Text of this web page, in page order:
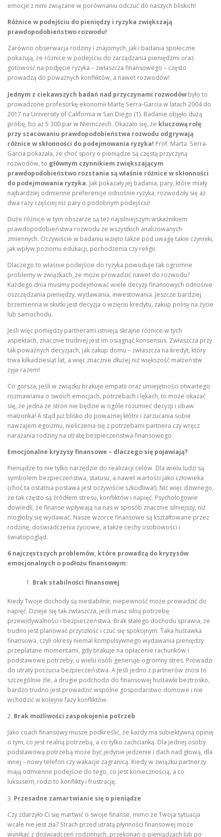
emocje z nimi związane w porównaniu odczuć do naszych bliskich!
Różnice w podejściu do pieniędzy i ryzyka zwiększają
prawdopodobieństwo rozwodu!
Zarówno obserwacja rodziny i znajomych, jak i badania społeczne
pokazują, że różnice w podejściu do zarządzania pieniędzmi oraz
gotowość na podjęcie ryzyka – zwłaszcza finansowego – często
prowadzą do poważnych konfliktów, a nawet rozwodów!
Jednym z ciekawszych badań nad przyczynami rozwodówbyło to
prowadzone profesorkę ekonomii Martę Serra-Garcia w latach 2004 do
2017 na University of California w San Diego (1). Badanie objęło dużą
próbę, bo aż 5 300 par w Niemczech. Okazało się, że kluczową rolę
przy szacowaniu prawdopodobieństwa rozwodu odgrywają
różnice w skłonności do podejmowania ryzyka! Prof. Marta Serra-
Garcia pokazała, że choć spory o pieniądze są częstą przyczyną
rozwodów, to głównym czynnikiem zwiększającym
prawdopodobieństwo rozstania są właśnie różnice w skłonności
do podejmowania ryzyka. Jak pokazały jej badania, pary, które miały
najbardziej odmienne preferencje odnośnie ryzyka, rozwodziły się aż
dwa razy częściej niż pary o podobnym podejściu!
Duże różnice w tym obszarze są też najsilniejszym wskaźnikiem
prawdopodobieństwa rozwodu ze wszystkich analizowanych
zmiennych. Oczywiście w badaniu wzięto także pod uwagę takie czynniki,
jak wpływ poziomu edukacji, pochodzenia czy religii.
Dlaczego to właśnie podejście do ryzyka powoduje tak ogromne
problemy w związkach, że może prowadzić nawet do rozwodu?
Każdego dnia musimy podejmować wiele decyzji finansowych odnośnie
oszczędzania pieniędzy, wydawania, inwestowania. Jeszcze bardziej
brzemienna w skutki jest decyzja o wzięciu kredytu, zakup polisy na życie
lub samochodu.
Jeśli więc pomiędzy partnerami istnieją skrajne różnice w tych
aspektach, znacznie trudniej jest im osiągnąć konsensus. Zwłaszcza przy
tak poważnych decyzjach, jak zakup domu – zwłaszcza na kredyt, który
trwa kilkadziesiąt lat, a więc znacznie dłużej niż większość małżeństw
żyje razem!
Co gorsza, jeśli w związku brakuje empatii oraz umiejętności otwartego
rozmawiania o swoich emocjach, potrzebach i lękach, to może okazać
się, że jedna ze stron nie będzie w ogóle rozumieć decyzji i obaw
małżonka! A stąd już blisko do poważnej kłótni i zarzucania sobie
nawzajem egoizmu, nieliczenia się z potrzebami partnera czy wręcz
narażania rodziny na utratę bezpieczeństwa finansowego.
Emocjonalne kryzysy finansowe – dlaczego się pojawiają?
Pieniądze to nie tylko narzędzie do realizacji celów. Dla wielu ludzi są
symbolem bezpieczeństwa, statusu, a nawet wartości jako człowieka
(choć ta ostatnia postawa jest oczywiście szkodliwa!). Nic więc dziwnego,
że tak często są źródłem stresu, konfliktów i napięć. Psychologowie
dowiedli, że finanse wpływają na nas w sposób znacznie silniejszy, niż
mogłoby się wydawać. Nasze wzorce finansowe są kształtowane przez
rodzinę, doświadczenia życiowe, a także cechy osobowości i
światopogląd.
6 najczęstszych problemów, które prowadzą do kryzysów
emocjonalnych o podłożu finansowym:
Brak stabilności finansowej
Kiedy Twoje dochody są niestabilne, niepewność może prowadzić do
napięć. Dzieje się tak zwłaszcza, jeśli masz silną potrzebę
przewidywalności i bezpieczeństwa. Brak stałego dochodu sprawia, że
trudno jest planować przyszłość i czuć się spokojnym. Taka huśtawka
finansowa, czyli okresy niemal kompulsywnego wydawania pieniędzy
przeplatane momentami, gdy brakuje na opłacenie rachunków i
podstawowe potrzeby, u wielu osób generuje ogromny stres. Prowadzi
do utraty poczucia bezpieczeństwa. A jeśli jedno z partnerów znosi to
szczególnie źle, a drugie podchodzi do finansowej huśtawki beztrosko,
bardzo trudno jest prowadzić wspólne gospodarstwo domowe i nie
wchodzić w kolejne fazy konfliktów.
2. Brak możliwości zaspokojenia potrzeb
Jako coach finansowy musze podkreślić, że każdy ma subiektywną opinię
o tym, co jest realną potrzebą, a co tylko zachcianką. Dla jednej osoby
podstawową potrzebą może być jedynie jedzenie i dach nad głową, dla
innej – nowy telefon czy wakacje zagranicą. Kiedy w związku partnerzy
mają odmienne podejście do tego, co jest koniecznością, a co
luksusem, rodzi to konflikty i frustrację.
3. Przesadne zamartwianie się o pieniądze
Czy zdarzyło Ci się martwić o swoje finanse, mimo że Twoja sytuacja
wcale nie jest zła? Strach przed utratą płynności finansowej może
wynikać z doświadczeń rodzinnych, przekonań o pieniądzach lub po